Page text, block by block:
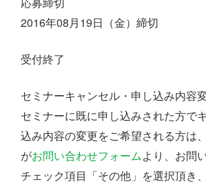
2016年08月19日（金）締切
受付終了
セミナーキャンセル・申し込み内容
セミナーに既に申し込みされた方で
込み内容の変更をご希望される方は
がお問い合わせフォームより、お問
チェック項目「その他」を選択頂き